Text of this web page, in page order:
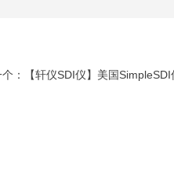
： 【轩仪SDI仪】美国